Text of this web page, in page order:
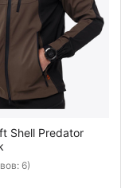
Shell Predator
6)